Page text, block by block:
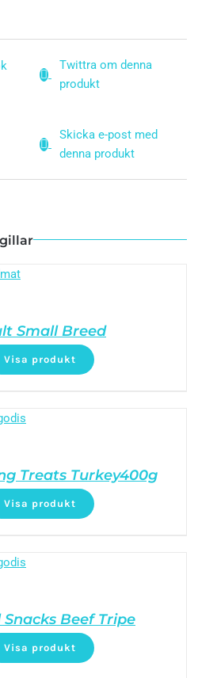
Twittra om denna
produkt
Skicka e-post med
denna produkt
Small Breed
Visa produkt
Treats Turkey400g
Visa produkt
Beef Tripe
Visa produkt